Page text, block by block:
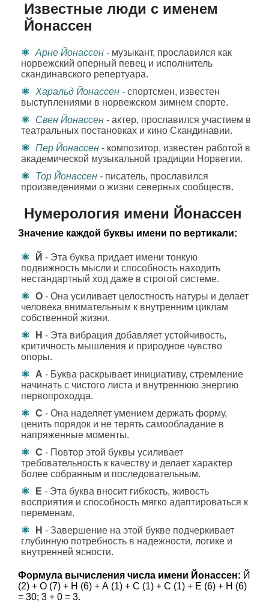
Известные люди с именем
Йонассен
Арне Йонассен - музыкант, прославился как
норвежский оперный певец и исполнитель
скандинавского репертуара.
Харальд Йонассен - спортсмен, известен
выступлениями в норвежском зимнем спорте.
Свен Йонассен - актер, прославился участием в
театральных постановках и кино Скандинавии.
Пер Йонассен - композитор, известен работой в
академической музыкальной традиции Норвегии.
Тор Йонассен - писатель, прославился
произведениями о жизни северных сообществ.
Нумерология имени Йонассен
Значение каждой буквы имени по вертикали:
Й - Эта буква придает имени тонкую
подвижность мысли и способность находить
нестандартный ход даже в строгой системе.
О - Она усиливает целостность натуры и делает
человека внимательным к внутренним циклам
собственной жизни.
Н - Эта вибрация добавляет устойчивость,
критичность мышления и природное чувство
опоры.
А - Буква раскрывает инициативу, стремление
начинать с чистого листа и внутреннюю энергию
первопроходца.
С - Она наделяет умением держать форму,
ценить порядок и не терять самообладание в
напряженные моменты.
С - Повтор этой буквы усиливает
требовательность к качеству и делает характер
более собранным и последовательным.
Е - Эта буква вносит гибкость, живость
восприятия и способность мягко адаптироваться к
переменам.
Н - Завершение на этой букве подчеркивает
глубинную потребность в надежности, логике и
внутренней ясности.
Формула вычисления числа имени Йонассен: Й
(2) + О (7) + Н (6) + А (1) + С (1) + С (1) + Е (6) + Н (6)
= 30; 3 + 0 = 3.